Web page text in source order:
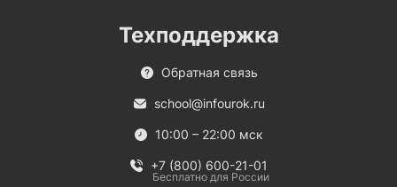
Техподдержка
Обратная связь
school@infourok.ru
10:00 – 22:00 мск
+7 (800) 600-21-01
Бесплатно для России